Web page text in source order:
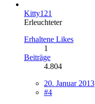
Kitty121
Erleuchteter
Erhaltene Likes
1
Beiträge
4.804
20. Januar 2013
#4